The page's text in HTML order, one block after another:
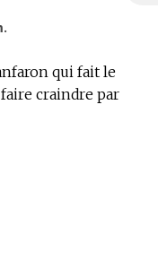
qui fait le
craindre par